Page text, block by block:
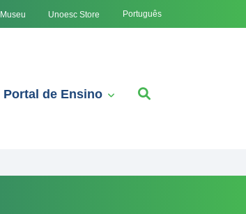
Museu Unoesc Store Português
Portal de Ensino